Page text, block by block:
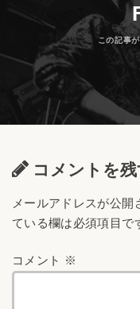
コメントを残
メールアドレスが公開
ている欄は必須項目で
コメント ※